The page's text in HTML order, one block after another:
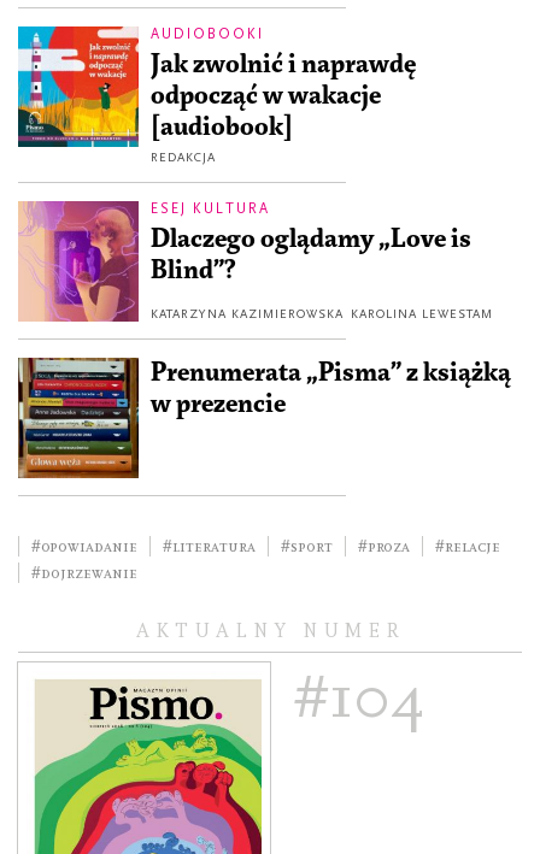
AUDIOBOOKI
Jak zwolnić i naprawdę
odpocząć w wakacje
[audiobook]
REDAKCJA
ESEJ KULTURA
Dlaczego oglądamy „Love is
Blind”?
KATARZYNA KAZIMIEROWSKA KAROLINA LEWESTAM
Prenumerata „Pisma” z książką
w prezencie
#opowiadanie #literatura #sport #Proza
#relacje
#dojrzewanie
AKTUALNY NUMER
#104